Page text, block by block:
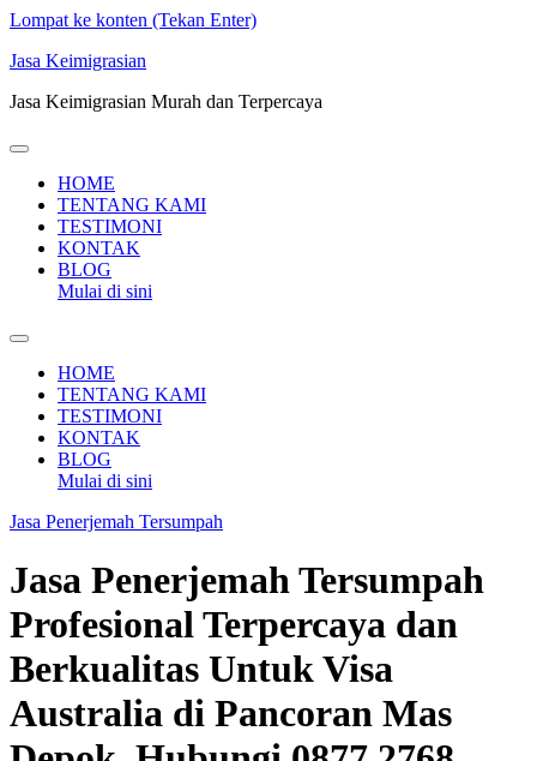
Lompat ke konten (Tekan Enter)
Jasa Keimigrasian
Jasa Keimigrasian Murah dan Terpercaya
HOME
TENTANG KAMI
TESTIMONI
KONTAK
BLOG
Mulai di sini
HOME
TENTANG KAMI
TESTIMONI
KONTAK
BLOG
Mulai di sini
Jasa Penerjemah Tersumpah
Jasa Penerjemah Tersumpah
Profesional Terpercaya dan
Berkualitas Untuk Visa
Australia di Pancoran Mas